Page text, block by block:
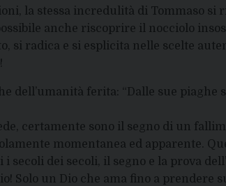
la stessa incredulità di Tommaso si
anche riscoprire il nocciolo
si radica e si esplicita nelle scelte
dell’umanità ferita: “Dalle sue piaghe
certamente sono il segno di un
momentanea ed apparente.
secoli dei secoli, il segno e la prova
Solo un Dio che ama fino a prendere